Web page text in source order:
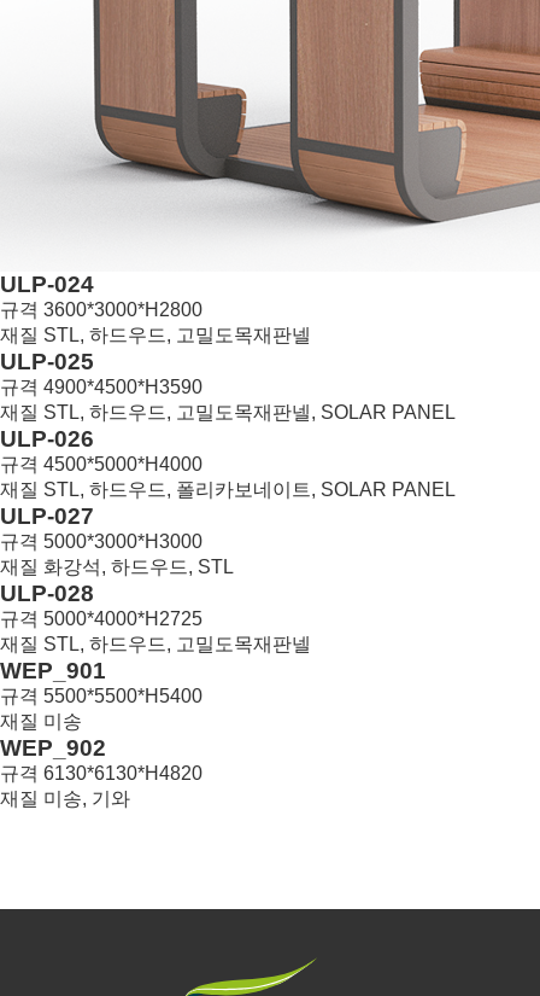
ULP-024
규격 3600*3000*H2800
재질 STL, 하드우드, 고밀도목재판넬
6ULP-025
규격 4900*4500*H3590
재질 STL, 하드우드, 고밀도목재판넬, SOLAR PANEL
5ULP-026
규격 4500*5000*H4000
재질 STL, 하드우드, 폴리카보네이트, SOLAR PANEL
4ULP-027
규격 5000*3000*H3000
재질 화강석, 하드우드, STL
3ULP-028
규격 5000*4000*H2725
재질 STL, 하드우드, 고밀도목재판넬
2
WEP_901
규격 5500*5500*H5400
재질 미송
1
WEP_902
규격 6130*6130*H4820
재질 미송, 기와